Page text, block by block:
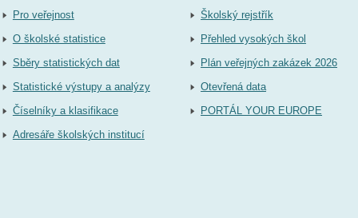
Pro veřejnost
O školské statistice
Sběry statistických dat
Statistické výstupy a analýzy
Číselníky a klasifikace
Adresáře školských institucí
Školský rejstřík
Přehled vysokých škol
Plán veřejných zakázek 2026
Otevřená data
PORTÁL YOUR EUROPE